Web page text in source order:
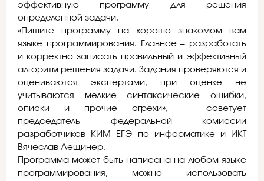
эффективную программу для решения
определенной задачи.
«Пишите программу на хорошо знакомом вам
языке программирования. Главное – разработать
и корректно записать правильный и эффективный
алгоритм решения задачи. Задания проверяются и
оцениваются экспертами, при оценке не
учитываются мелкие синтаксические ошибки,
описки и прочие огрехи», — советует
председатель федеральной комиссии
разработчиков КИМ ЕГЭ по информатике и ИКТ
Вячеслав Лещинер.
Программа может быть написана на любом языке
программирования, можно использовать